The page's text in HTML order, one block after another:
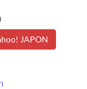
JAPON